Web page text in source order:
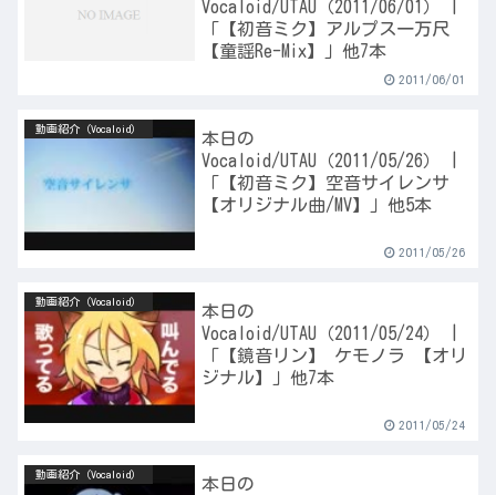
Vocaloid/UTAU（2011/06/01） |
「【初音ミク】アルプス一万尺
【童謡Re-Mix】」他7本
2011/06/01
動画紹介（Vocaloid）
本日の
Vocaloid/UTAU（2011/05/26） |
「【初音ミク】空音サイレンサ
【オリジナル曲/MV】」他5本
2011/05/26
動画紹介（Vocaloid）
本日の
Vocaloid/UTAU（2011/05/24） |
「【鏡音リン】 ケモノラ 【オリ
ジナル】」他7本
2011/05/24
動画紹介（Vocaloid）
本日の